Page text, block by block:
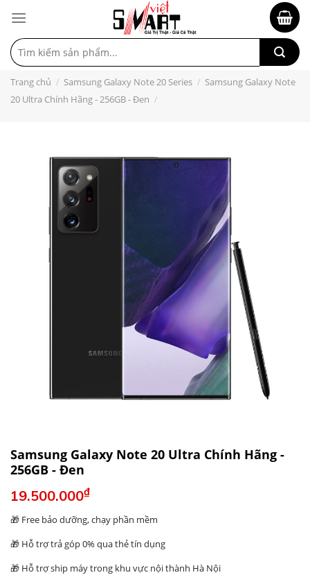
Tìm
kiếm:
Trang chủ / Samsung Galaxy Note 20 Series / Samsung Galaxy Note
20 Ultra Chính Hãng - 256GB - Đen /
Samsung Galaxy Note 20 Ultra Chính Hãng -
256GB - Đen
19.500.000₫
🎁 Free bảo dưỡng, chạy phần mềm
🎁 Hỗ trợ trả góp 0% qua thẻ tín dụng
🎁 Hỗ trợ ship máy trong khu vực nội thành Hà Nội